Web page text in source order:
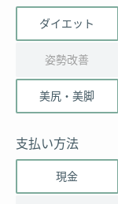
ダイエット
姿勢改善
美尻・美脚
支払い方法
現金